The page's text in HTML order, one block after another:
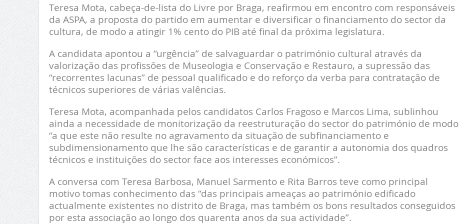
Teresa Mota, cabeça-de-lista do Livre por Braga, reafirmou em encontro com responsáveis
da ASPA, a proposta do partido em aumentar e diversificar o financiamento do sector da
cultura, de modo a atingir 1% cento do PIB até final da próxima legislatura.
A candidata apontou a “urgência” de salvaguardar o património cultural através da
valorização das profissões de Museologia e Conservação e Restauro, a supressão das
“recorrentes lacunas” de pessoal qualificado e do reforço da verba para contratação de
técnicos superiores de várias valências.
Teresa Mota, acompanhada pelos candidatos Carlos Fragoso e Marcos Lima, sublinhou
ainda a necessidade de monitorização da reestruturação do sector do património de modo
“a que este não resulte no agravamento da situação de subfinanciamento e
subdimensionamento que lhe são características e de garantir a autonomia dos quadros
técnicos e instituições do sector face aos interesses económicos”.
A conversa com Teresa Barbosa, Manuel Sarmento e Rita Barros teve como principal
motivo tomas conhecimento das “das principais ameaças ao património edificado
actualmente existentes no distrito de Braga, mas também os bons resultados conseguidos
por esta associação ao longo dos quarenta anos da sua actividade”.